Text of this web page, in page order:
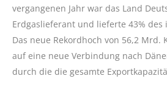
vergangenen Jahr war das Land
Erdgaslieferant und lieferte 43% des
Das neue Rekordhoch von 56,2 Mrd.
auf eine neue Verbindung nach
durch die die gesamte